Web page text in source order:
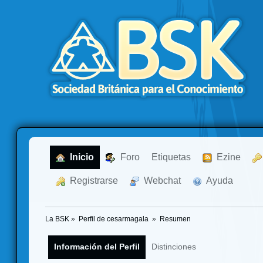
Inicio Foro Etiquetas Ezine
Registrarse Webchat Ayuda
La BSK » Perfil de cesarmagala » Resumen
Información del Perfil Distinciones